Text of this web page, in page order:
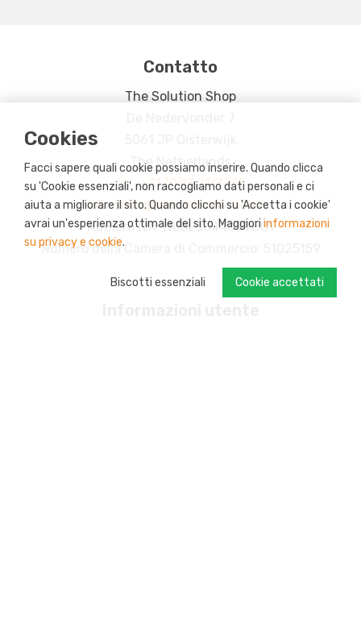
Cookies
Facci sapere quali cookie possiamo inserire. Quando clicca
su 'Cookie essenziali', non raccogliamo dati personali e ci
aiuta a migliorare il sito. Quando clicchi su 'Accetta i cookie'
avrai un'esperienza ottimale del sito. Maggiori informazioni
su privacy e cookie.
Cookie accettati
Biscotti essenziali
Contatto
The Solution Shop
The Netherlands
+31 (0)13 7113731
sales@thesolutionshop.nl
Numero IVA: NL823044099B01
Numero della Camera di Commercio: 51025159